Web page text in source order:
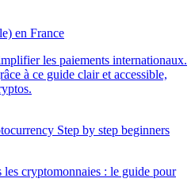
en France
les paiements internationaux.
à ce guide clair et accessible,
cryptomonnaies : le guide pour